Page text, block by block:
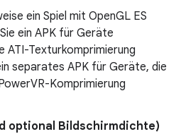
ein Spiel mit OpenGL ES
ein APK für Geräte
ATI-Texturkomprimierung
separates APK für Geräte, die
Komprimierung
optional Bildschirmdichte)